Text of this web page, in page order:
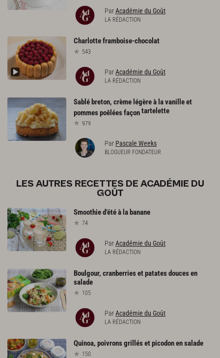
ParAcadémie du Goût
LA RÉDACTION
Charlotteframboise-chocolat
543
ParAcadémie du Goût
LA RÉDACTION
Sablé breton, crème légère à la vanille et
pommes poêlées façontartelette
979
Par Pascale Weeks
BLOGUEUR FONDATEUR
LES AUTRES RECETTES DE ACADÉMIE DU
GOÛT
Smoothied’étéà la banane
74
ParAcadémie du Goût
LA RÉDACTION
Boulgour, cranberriesetpatatesdoucesen
salade
105
ParAcadémie du Goût
LA RÉDACTION
Quinoa, poivronsgrillésetpicodonensalade
150